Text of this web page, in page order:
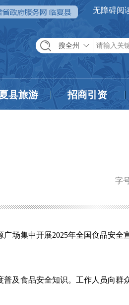
无障碍阅
搜全州
县旅游 招商引资
字
场集中开展2025年全国食品安全
及食品安全知识。工作人员向群